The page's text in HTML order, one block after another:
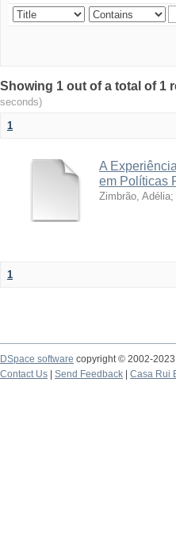
Showing 1 out of a total of 1
seconds)
1
A
em Políticas
Zimbrão, Adélia;
1
DSpace software copyright © 2002-2023
Contact Us
Send Feedback Casa Rui